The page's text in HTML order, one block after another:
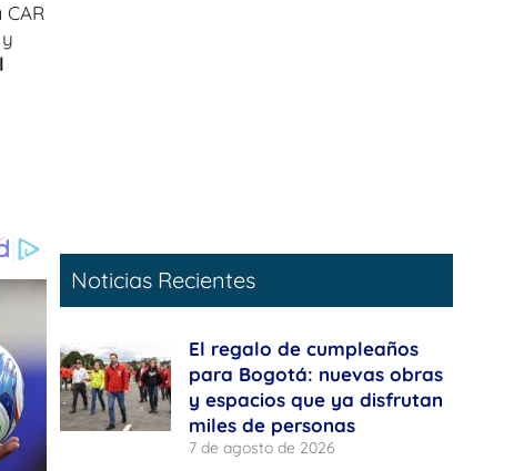
Noticias Recientes
El regalo de cumpleaños
para Bogotá: nuevas obras
y espacios que ya disfrutan
miles de personas
7 de agosto de 2026